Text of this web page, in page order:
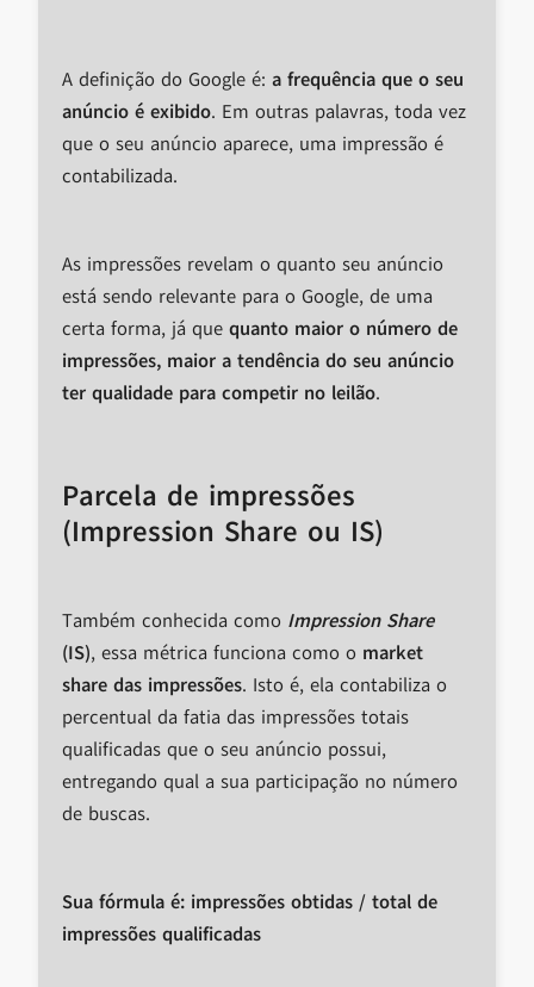
A definição do Google é: a frequência que o seu
anúncio é exibido. Em outras palavras, toda vez
que o seu anúncio aparece, uma impressão é
contabilizada.
As impressões revelam o quanto seu anúncio
está sendo relevante para o Google, de uma
certa forma, já que quanto maior o número de
impressões, maior a tendência do seu anúncio
ter qualidade para competir no leilão.
Parcela de impressões
(Impression Share ou IS)
Também conhecida como Impression Share
(IS), essa métrica funciona como o market
share das impressões. Isto é, ela contabiliza o
percentual da fatia das impressões totais
qualificadas que o seu anúncio possui,
entregando qual a sua participação no número
de buscas.
Sua fórmula é: impressões obtidas / total de
impressões qualificadas